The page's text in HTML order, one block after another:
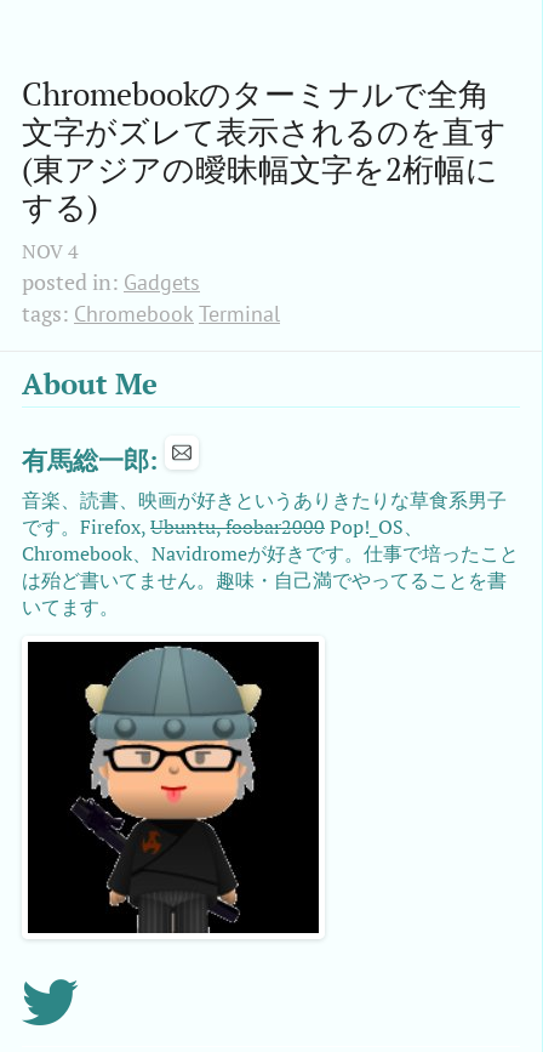
Chromebookのターミナルで全角
文字がズレて表示されるのを直す
(東アジアの曖昧幅文字を2桁幅に
する)
NOV4
posted in: Gadgets
tags: Chromebook Terminal
About Me
有馬総一郎:
音楽、読書、映画が好きというありきたりな草食系男子
です。Firefox,Ubuntu, foobar2000Pop!_OS、
Chromebook、Navidromeが好きです。仕事で培ったこと
は殆ど書いてません。趣味・自己満でやってることを書
いてます。